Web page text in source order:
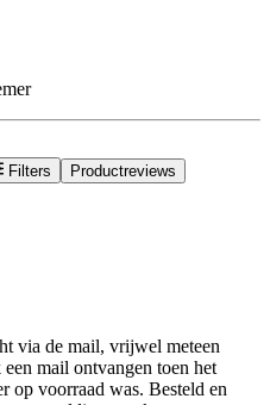
Filters Productreviews
via de mail, vrijwel meteen
mail ontvangen toen het
op voorraad was. Besteld en